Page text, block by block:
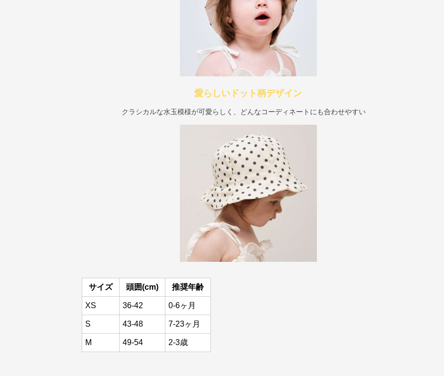
愛らしいドット柄デザイン
クラシカルな水玉模様が可愛らしく、どんなコーディネートにも合わせやすい
サイズ 頭囲(cm) 推奨年齢
XS 36-42 0-6ヶ月
S 43-48 7-23ヶ月
M 49-54 2-3歳